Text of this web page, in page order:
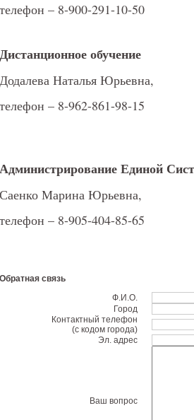
телефон – 8-900-291-10-50
Дистанционное обучение
Додалева Наталья Юрьевна,
телефон – 8-962-861-98-15
Администрирование Единой
Саенко Марина Юрьевна,
телефон – 8-905-404-85-65
Обратная связь
Ф.И.О.
Город
Контактный телефон
(с кодом города)
Эл. адрес
Ваш вопрос